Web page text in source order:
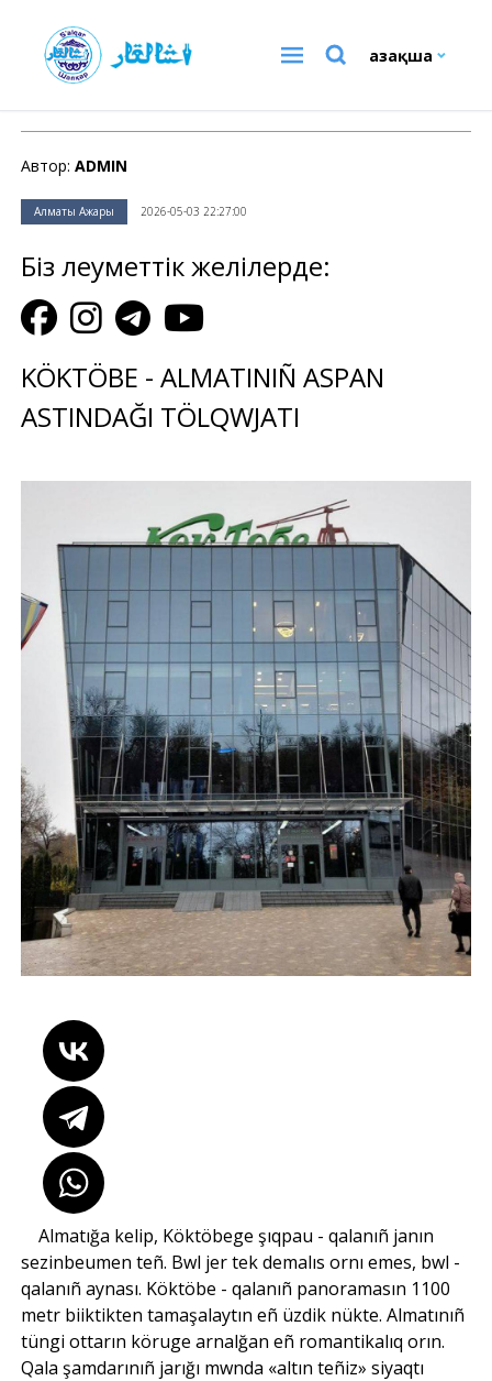
Қазақша
Автор: ADMIN
Алматы Ажары 2026-05-03 22:27:00
Біз әлеуметтік желілерде:
KÖKTÖBE - ALMATINIÑ ASPAN
ASTINDAĞI TÖLQWJATI
Almatığa kelip, Köktöbege şıqpau - qalanıñ janın
sezinbeumen teñ. Bwl jer tek demalıs ornı emes, bwl -
qalanıñ aynası. Köktöbe - qalanıñ panoramasın 1100
metr biiktikten tamaşalaytın eñ üzdik nükte. Almatınıñ
tüngi ottarın köruge arnalğan eñ romantikalıq orın.
Qala şamdarınıñ jarığı mwnda «altın teñiz» siyaqtı